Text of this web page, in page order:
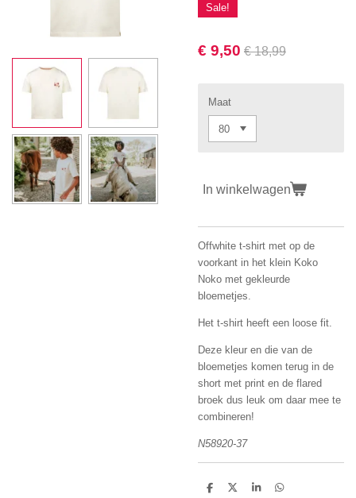
Sale!
€ 9,50 € 18,99
Maat
In winkelwagen
Offwhite t-shirt met op de
voorkant in het klein Koko
Noko met gekleurde
bloemetjes.
Het t-shirt heeft een loose fit.
Deze kleur en die van de
bloemetjes komen terug in de
short met print en de flared
broek dus leuk om daar mee te
combineren!
N58920-37
D
D
S
D